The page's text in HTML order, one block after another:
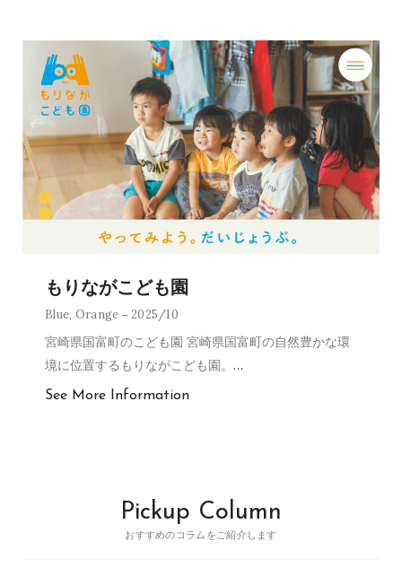
もりながこども園
Blue, Orange 2025/10
宮崎県国富町のこども園 宮崎県国富町の自然豊かな環
境に位置するもりながこども園。 …
See More Information
Pickup Column
おすすめのコラムをご紹介します